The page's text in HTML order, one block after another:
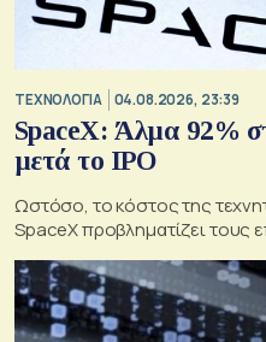
ΤΕΧΝΟΛΟΓΙΑ 04.08.2026, 23:39
SpaceX: Άλμα 92%
μετά το IPO
Ωστόσο, το κόστος της
SpaceX προβληματίζει τους